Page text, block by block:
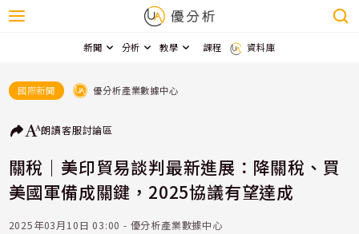
新聞 分析 教學 課程 資料庫
國際新聞 優分析產業數據中心
朗讀客服討論區
關稅｜美印貿易談判最新進展：降關稅、買
美國軍備成關鍵，2025協議有望達成
2025年03月10日 03:00 - 優分析產業數據中心